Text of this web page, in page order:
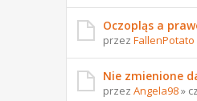
Oczopląs a
przez FallenPotato
Nie zmienione
przez Angela98»